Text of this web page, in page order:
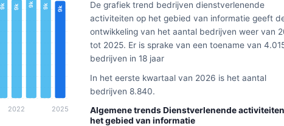
De grafiek trend bedrijven dienstverlenende
activiteiten op het gebied van informatie geeft
ontwikkeling van het aantal bedrijven weer van
tot 2025. Er is sprake van een toename van
bedrijven in 18 jaar
In het eerste kwartaal van 2026 is het aantal
bedrijven 8.840.
Algemene trends Dienstverlenende
het gebied van informatie